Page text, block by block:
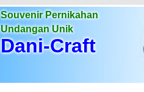
Souvenir Pernikahan
Undangan Unik
Dani-Craft